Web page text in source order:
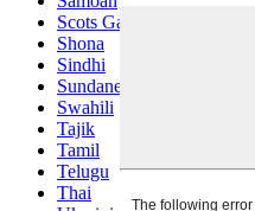
Scots Gaelic
Shona
Sindhi
Sundanese
Swahili
Tajik
Tamil
Telugu
Thai